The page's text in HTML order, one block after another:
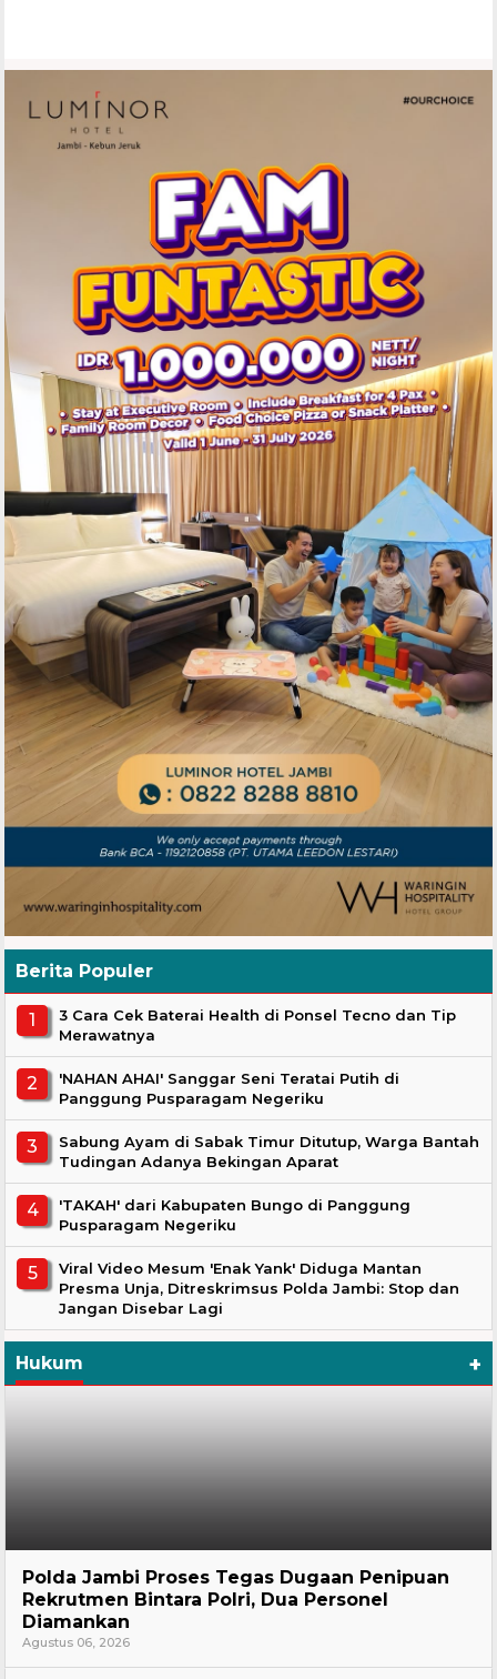
Berita Populer
3 Cara Cek Baterai Health di Ponsel Tecno dan Tip
Merawatnya
'NAHAN AHAI' Sanggar Seni Teratai Putih di
Panggung Pusparagam Negeriku
Sabung Ayam di Sabak Timur Ditutup, Warga Bantah
Tudingan Adanya Bekingan Aparat
'TAKAH' dari Kabupaten Bungo di Panggung
Pusparagam Negeriku
Viral Video Mesum 'Enak Yank' Diduga Mantan
Presma Unja, Ditreskrimsus Polda Jambi: Stop dan
Jangan Disebar Lagi
Hukum +
Polda Jambi Proses Tegas Dugaan Penipuan
Rekrutmen Bintara Polri, Dua Personel
Diamankan
Agustus 06, 2026